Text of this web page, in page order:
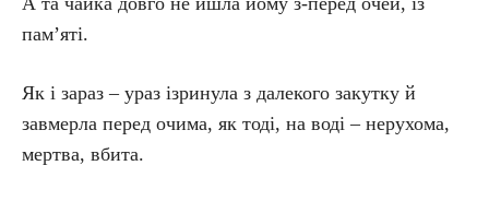
пам’яті.
Як і зараз – ураз ізринула з далекого закутку й
завмерла перед очима, як тоді, на воді – нерухома,
мертва, вбита.